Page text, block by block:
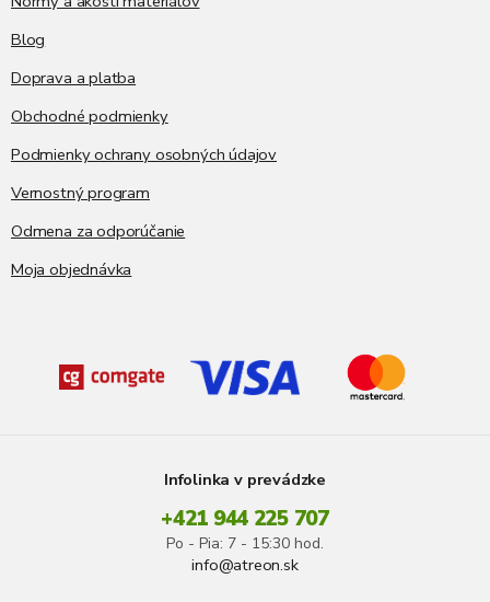
Blog
Doprava a platba
Obchodné podmienky
Podmienky ochrany osobných údajov
Vernostný program
Odmena za odporúčanie
Moja objednávka
Infolinka v prevádzke
+421 944 225 707
Po - Pia: 7 - 15:30 hod.
info@atreon.sk